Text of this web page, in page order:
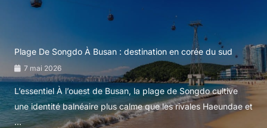
Plage De Songdo À Busan : destination en corée du sud
7 mai 2026
L’essentiel À l’ouest de Busan, la plage de Songdo cultive
une identité balnéaire plus calme que les rivales Haeundae et
...